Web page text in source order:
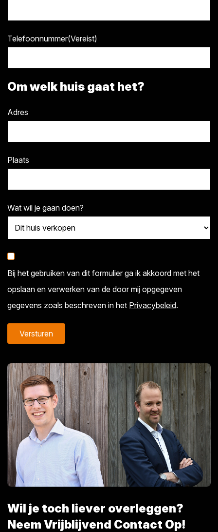
Telefoonnummer(Vereist)
Om welk huis gaat het?
Adres
Plaats
Wat wil je gaan doen?
Bij het gebruiken van dit formulier ga ik akkoord met het
opslaan en verwerken van de door mij opgegeven
gegevens zoals beschreven in het Privacybeleid.
Wil je toch liever overleggen?
Neem Vrijblijvend Contact Op!